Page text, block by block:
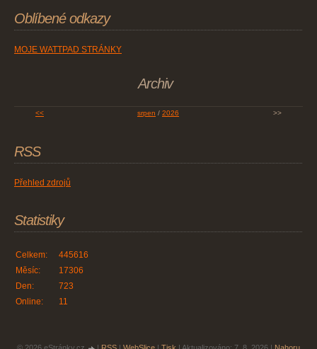
Oblíbené odkazy
MOJE WATTPAD STRÁNKY
Archiv
<< srpen / 2026 >>
RSS
Přehled zdrojů
Statistiky
Online: 11
Celkem:
445616
Měsíc:
17306
Den:
723